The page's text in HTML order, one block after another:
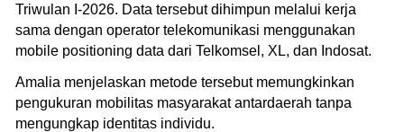
Triwulan I-2026. Data tersebut dihimpun melalui kerja
sama dengan operator telekomunikasi menggunakan
mobile positioning data dari Telkomsel, XL, dan Indosat.
Amalia menjelaskan metode tersebut memungkinkan
pengukuran mobilitas masyarakat antardaerah tanpa
mengungkap identitas individu.